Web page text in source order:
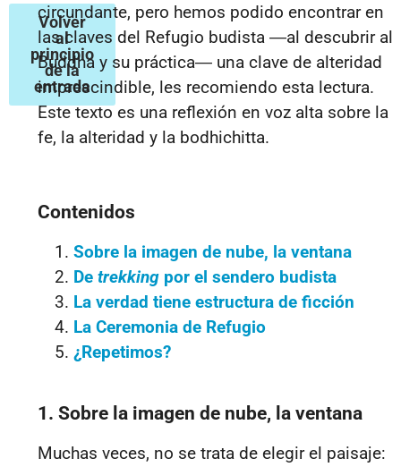
Volver
al
principio
de la
entrada
circundante, pero hemos podido encontrar en
las claves del Refugio budista ―al descubrir al
Buddha y su práctica― una clave de alteridad
imprescindible, les recomiendo esta lectura.
Este texto es una reflexión en voz alta sobre la
fe, la alteridad y la bodhichitta.
Contenidos
Sobre la imagen de nube, la ventana
De trekking por el sendero budista
La verdad tiene estructura de ficción
La Ceremonia de Refugio
¿Repetimos?
1. Sobre la imagen de nube, la ventana
Muchas veces, no se trata de elegir el paisaje: